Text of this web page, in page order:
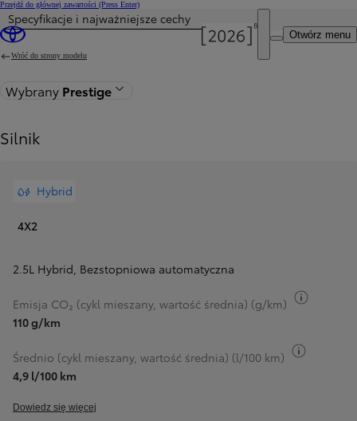
Przejdź do głównej zawartości (Press Enter)
Otwórz menu
Cena została zaktualizowana Cena Twojej konfiguracji została zmieniona na 211 900 zł.
Specyfikacje i najważniejsze cechy
Wróć do strony modelu
Wybrany Prestige
Silnik
Hybrid
4X2
2.5L Hybrid, Bezstopniowa automatyczna
Emisja CO₂ (cykl mieszany, wartość średnia) (g/km)
110 g/km
Średnio (cykl mieszany, wartość średnia) (l/100 km)
4,9 l/100 km
Dowiedz się więcej